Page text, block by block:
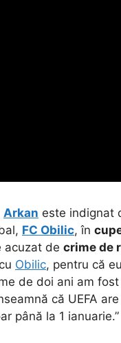
Arkan este indignat
FC Obilic, în
acuzat de crime de
Obilic, pentru că
de doi ani am fost
că UEFA
până la 1 ianuarie.”